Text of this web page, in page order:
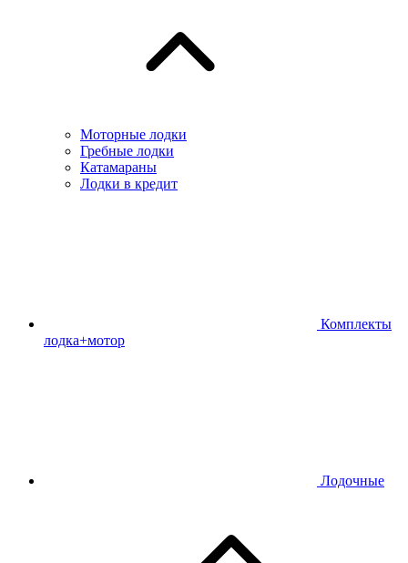
Моторные лодки
Гребные лодки
Катамараны
Лодки в кредит
Комплекты
лодка+мотор
Лодочные